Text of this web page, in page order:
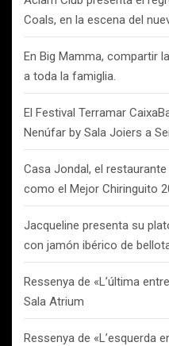
Coals, en la escena del
En Big Mamma, compartir
a toda la famiglia.
El Festival Terramar
Nenúfar by Sala Joiers a
Casa Jondal, el
como el Mejor Chiringuito
Jacqueline presenta su
con jamón ibérico de
Ressenya de «L’última
Sala Atrium
Ressenya de «L’esquerda